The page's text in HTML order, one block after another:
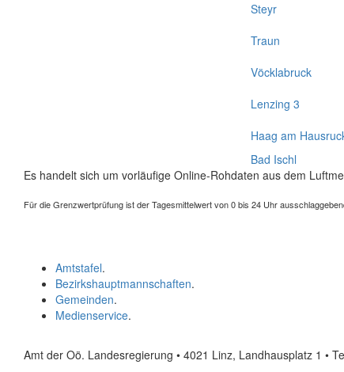
Steyr
Traun
Vöcklabruck
Lenzing 3
Haag am
Bad Ischl
Es handelt sich um vorläufige Online-Rohdaten aus dem
Für die Grenzwertprüfung ist der Tagesmittelwert von 0 bis 24 Uhr
Amtstafel.
Bezirkshauptmannschaften.
Gemeinden.
Medienservice.
Amt der Oö. Landesregierung • 4021 Linz, Landhausplatz 1 •